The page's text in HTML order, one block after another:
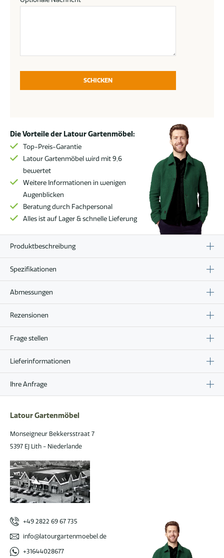
SCHICKEN
Die Vorteile der Latour Gartenmöbel:
Top-Preis-Garantie
Latour Gartenmöbel wird mit 9,6
bewertet
Weitere Informationen in wenigen
Augenblicken
Beratung durch Fachpersonal
Alles ist auf Lager & schnelle Lieferung
Produktbeschreibung
Spezifikationen
Abmessungen
Rezensionen
Frage stellen
Lieferinformationen
Ihre Anfrage
Latour Gartenmöbel
Monseigneur Bekkersstraat 7
5397 EJ Lith - Niederlande
+49 2822 69 67 735
info@latourgartenmoebel.de
+31644028677